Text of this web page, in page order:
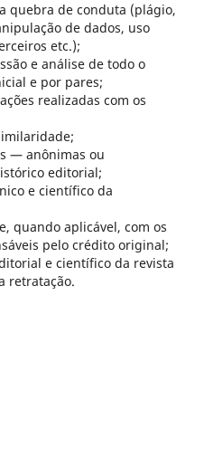
quebra de conduta (plágio,
de dados, uso
etc.);
e análise de todo o
e por pares;
realizadas com os
— anônimas ou
editorial;
e científico da
quando aplicável, com os
pelo crédito original;
e científico da revista
retratação.